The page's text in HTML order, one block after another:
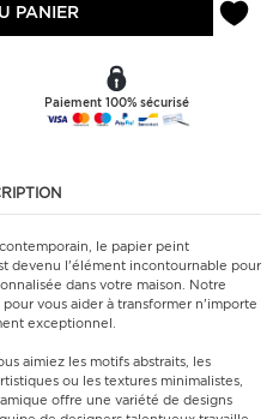
PANIER
Paiement 100% sécurisé
le papier peint
devenu l'élément incontournable pour
dans votre maison. Notre
vous aider à transformer n'importe
exceptionnel.
aimiez les motifs abstraits, les
ou les textures minimalistes,
offre une variété de designs